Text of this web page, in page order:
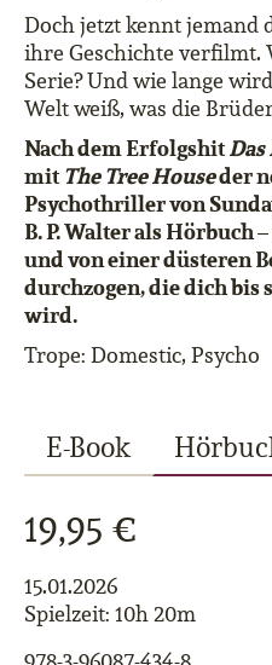
Doch jetzt kennt jemand
ihre Geschichte verfilmt.
Serie? Und wie lange
Welt weiß, was die
Nach dem Erfolgshit
mitThe Tree Houseder
Psychothriller von
B. P. Walter als Hörbuch
und von einer düsteren
durchzogen, die dich bis
wird.
Trope: Domestic, Psycho
E-Book
19,95 €
15.01.2026
Spielzeit: 10h 20m